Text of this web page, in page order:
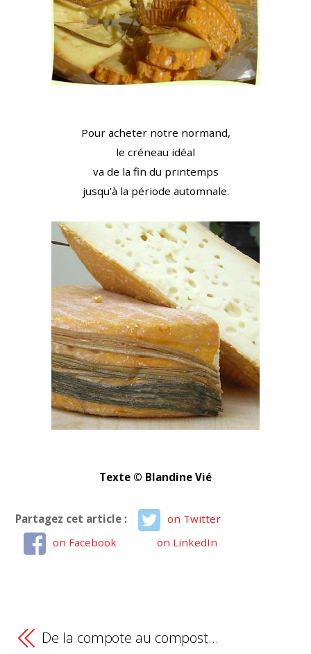
Pour acheter notre normand,
le créneau idéal
va de la fin du printemps
jusqu’à la période automnale.
Texte © Blandine Vié
Partagez cet article :
on Twitter
on Facebook
on LinkedIn
De la compote au compost…